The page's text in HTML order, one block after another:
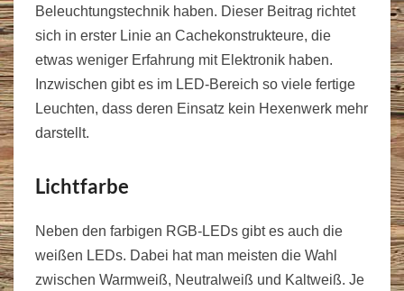
Beleuchtungstechnik haben. Dieser Beitrag richtet
sich in erster Linie an Cachekonstrukteure, die
etwas weniger Erfahrung mit Elektronik haben.
Inzwischen gibt es im LED-Bereich so viele fertige
Leuchten, dass deren Einsatz kein Hexenwerk mehr
darstellt.
Lichtfarbe
Neben den farbigen RGB-LEDs gibt es auch die
weißen LEDs. Dabei hat man meisten die Wahl
zwischen Warmweiß, Neutralweiß und Kaltweiß. Je